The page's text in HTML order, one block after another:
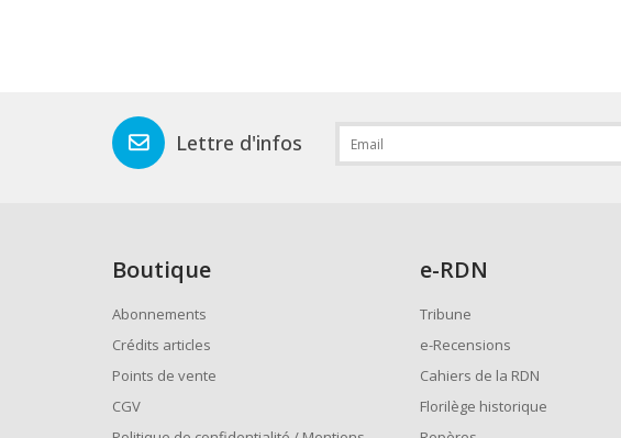
Lettre d'infos
Boutique
Abonnements
Crédits articles
Points de vente
CGV
e-RDN
Tribune
e-Recensions
Cahiers de la RDN
Florilège historique